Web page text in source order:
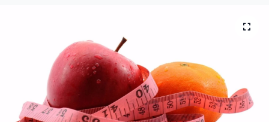
Rüya Tabirleri
Sağlık